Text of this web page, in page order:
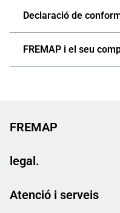
Declaració de
FREMAP i el seu
FREMAP
legal.
Atenció i serveis